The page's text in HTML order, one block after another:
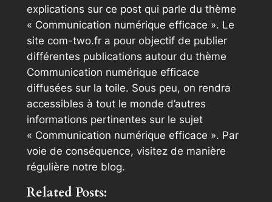
explications sur ce post qui parle du thème
« Communication numérique efficace ». Le
site com-two.fr a pour objectif de publier
différentes publications autour du thème
Communication numérique efficace
diffusées sur la toile. Sous peu, on rendra
accessibles à tout le monde d’autres
informations pertinentes sur le sujet
« Communication numérique efficace ». Par
voie de conséquence, visitez de manière
régulière notre blog.
Related Posts: